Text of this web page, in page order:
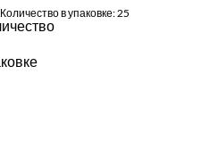
Количество в упаковке: 25